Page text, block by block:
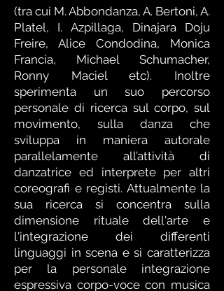
(tra cui M. Abbondanza, A. Bertoni, A.
Platel, I. Azpillaga, Dinajara Doju
Freire, Alice Condodina, Monica
Francia, Michael Schumacher,
Ronny Maciel etc). Inoltre
sperimenta un suo percorso
personale di ricerca sul corpo, sul
movimento, sulla danza che
sviluppa in maniera autorale
parallelamente all’attività di
danzatrice ed interprete per altri
coreografi e registi. Attualmente la
sua ricerca si concentra sulla
dimensione rituale dell'arte e
l'integrazione dei differenti
linguaggi in scena e si caratterizza
per la personale integrazione
espressiva corpo-voce con musica